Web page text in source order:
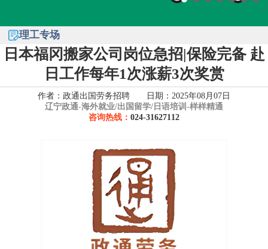
理工专场
日本福冈搬家公司岗位急招|保险完备 赴
日工作每年1次涨薪3次奖赏
作者：政通出国劳务招聘 日期：2025年08月07日
辽宁政通-海外就业/出国留学/日语培训-样样精通
咨询热线： 024-31627112